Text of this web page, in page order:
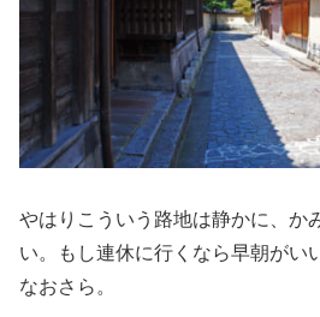
やはりこういう路地は静かに、か
い。もし連休に行くなら早朝がい
なおさら。